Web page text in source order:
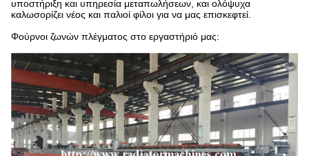
υποστήριξη και υπηρεσία μεταπωλήσεων, και ολόψυχα
καλωσορίζει νέος και παλιοί φίλοι για να μας επισκεφτεί.
Φούρνοι ζωνών πλέγματος στο εργαστήριό μας: